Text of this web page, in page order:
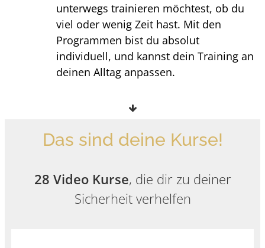
unterwegs trainieren möchtest, ob du
viel oder wenig Zeit hast. Mit den
Programmen bist du absolut
individuell, und kannst dein Training an
deinen Alltag anpassen.
Das sind deine Kurse!
28 Video Kurse, die dir zu deiner
Sicherheit verhelfen